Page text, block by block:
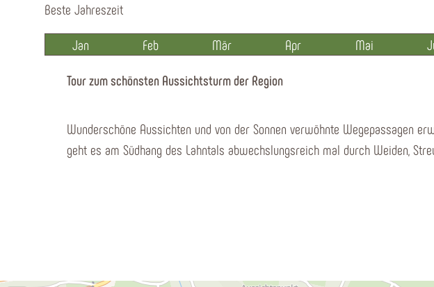
Beste Jahreszeit
Jan Feb Mär Apr Mai
Tour zum schönsten Aussichtsturm der Region
Wunderschöne Aussichten und von der Sonnen verwöhnte Wegepassagen
geht es am Südhang des Lahntals abwechslungsreich mal durch Weiden,